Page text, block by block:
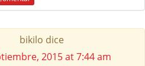
bikilo dice
2015 at 7:44 am